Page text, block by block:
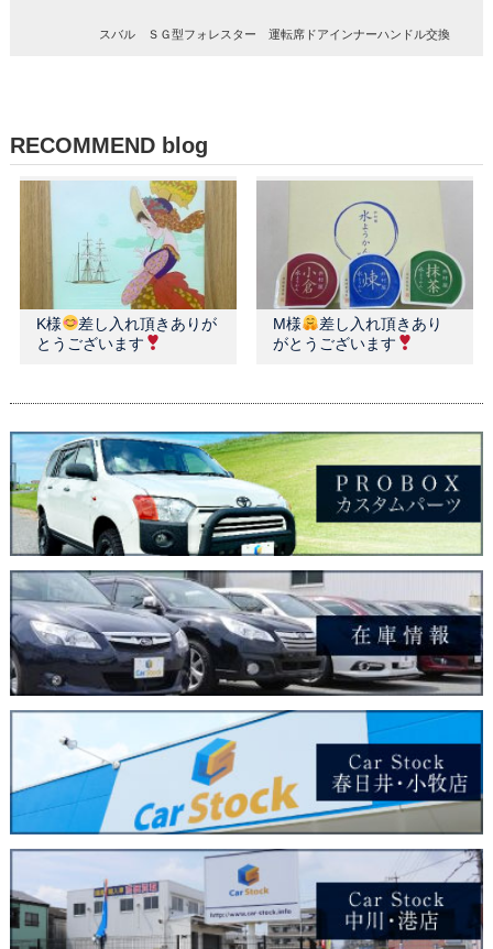
スバル ＳＧ型フォレスター 運転席ドアインナーハンドル交換
RECOMMEND blog
K様
差し入れ頂きありが
とうございます
M様
差し入れ頂きあり
がとうございます